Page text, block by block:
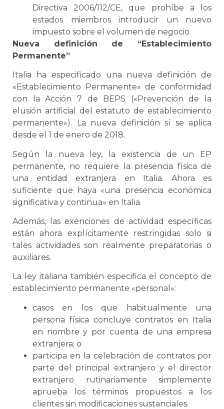
Directiva 2006/112/CE, que prohíbe a los
estados miembros introducir un nuevo
impuesto sobre el volumen de negocio.
Nueva definición de “Establecimiento
Permanente”
Italia ha especificado una nueva definición de
«Establecimiento Permanente» de conformidad
con la Acción 7 de BEPS («Prevención de la
elusión artificial del estatuto de establecimiento
permanente»). La nueva definición sí se aplica
desde el 1 de enero de 2018.
Según la nueva ley, la existencia de un EP
permanente, no requiere la presencia física de
una entidad extranjera en Italia. Ahora es
suficiente que haya «una presencia económica
significativa y continua» en Italia.
Además, las exenciones de actividad específicas
están ahora explícitamente restringidas solo si
tales actividades son realmente preparatorias o
auxiliares.
La ley italiana también especifica el concepto de
establecimiento permanente «personal»:
casos en los que habitualmente una
persona física concluye contratos en Italia
en nombre y por cuenta de una empresa
extranjera; o
participa en la celebración de contratos por
parte del principal extranjero y el director
extranjero rutinariamente simplemente
aprueba los términos propuestos a los
clientes sin modificaciones sustanciales.